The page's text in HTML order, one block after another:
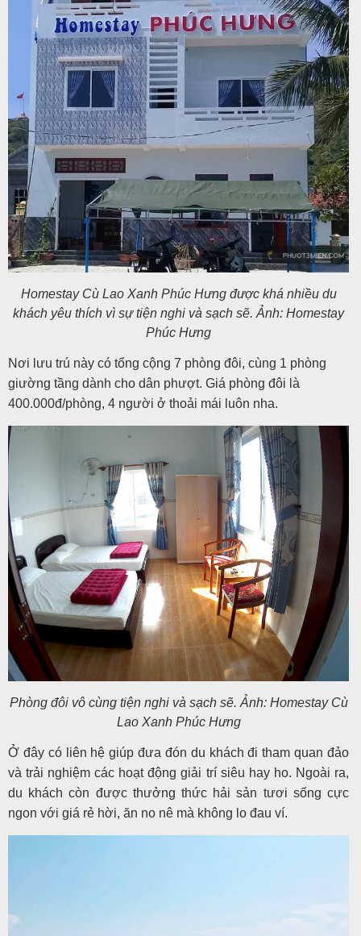
Homestay Cù Lao Xanh Phúc Hưng được khá nhiều du
khách yêu thích vì sự tiện nghi và sạch sẽ. Ảnh: Homestay
Phúc Hưng
Nơi lưu trú này có tổng cộng 7 phòng đôi, cùng 1 phòng
giường tầng dành cho dân phượt. Giá phòng đôi là
400.000đ/phòng, 4 người ở thoải mái luôn nha.
Phòng đôi vô cùng tiện nghi và sạch sẽ. Ảnh: Homestay Cù
Lao Xanh Phúc Hưng
Ở đây có liên hệ giúp đưa đón du khách đi tham quan đảo
và trải nghiệm các hoạt động giải trí siêu hay ho. Ngoài ra,
du khách còn được thưởng thức hải sản tươi sống cực
ngon với giá rẻ hời, ăn no nê mà không lo đau ví.